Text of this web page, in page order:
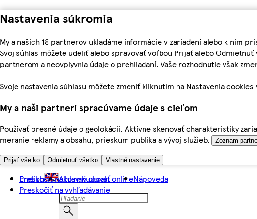
Nastavenia súkromia
My a našich 18 partnerov ukladáme informácie v zariadení alebo k nim
Svoj súhlas môžete udeliť alebo spravovať voľbou Prijať alebo
partnerom a neovplyvnia údaje o prehliadaní. Vaše rozhodnutie však
Svoje nastavenia súhlasu môžete zmeniť kliknutím na Nastavenia
My a naši partneri spracúvame údaje s cieľom
Používať presné údaje o geolokácii. Aktívne skenovať charakteristiky
meranie reklamy a obsahu, prieskum publika a vývoj služieb.
Zoznam
Prijať všetko Odmietnuť všetko Vlastné nastavenie
Preskočiť na hlavný obsah
Preskočiť na vyhľadávanie
English Ako nakupovať onlineNápoveda